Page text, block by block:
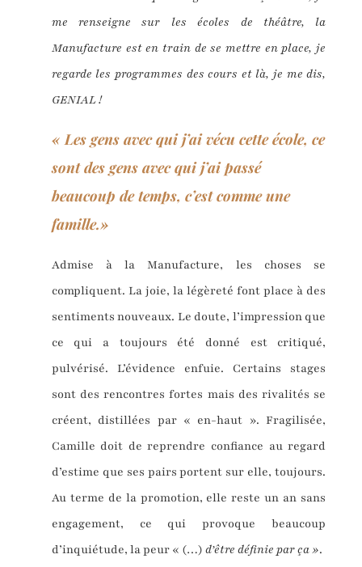
me renseigne sur les écoles de théâtre, la
Manufacture est en train de se mettre en place, je
regarde les programmes des cours et là, je me dis,
GENIAL !
« Les gens avec qui j’ai vécu cette école, ce
sont des gens avec qui j’ai passé
beaucoup de temps, c’est comme une
famille.»
Admise à la Manufacture, les choses se
compliquent. La joie, la légèreté font place à des
sentiments nouveaux. Le doute, l’impression que
ce qui a toujours été donné est critiqué,
pulvérisé. L’évidence enfuie. Certains stages
sont des rencontres fortes mais des rivalités se
créent, distillées par « en-haut ». Fragilisée,
Camille doit de reprendre confiance au regard
d’estime que ses pairs portent sur elle, toujours.
Au terme de la promotion, elle reste un an sans
engagement, ce qui provoque beaucoup
d’inquiétude, la peur « (…) d’être définie par ça ».